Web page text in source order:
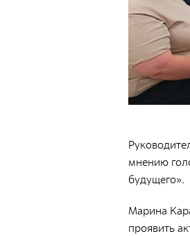
мнению
будущего».
Марина
проявить
Общественные
Документы и отчеты
безопасности
Окончательные
воздействия на
Онлайн-
СМИ о нас
Контакты